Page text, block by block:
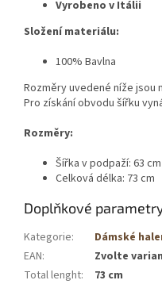
Vyrobeno v Itálii
Složení materiálu:
100% Bavlna
Rozměry uvedené níže jsou
Pro získání obvodu šířku
Rozměry:
Šířka v podpaží: 63 cm
Celková délka: 73 cm
Doplňkové
Kategorie:
Dámské
EAN:
Zvolte
Total lenght:
73 cm